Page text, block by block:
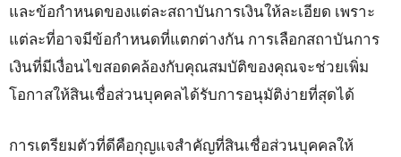
และข้อกำหนดของแต่ละสถาบันการเงินให้ละเอียด เพราะ
แต่ละที่อาจมีข้อกำหนดที่แตกต่างกัน การเลือกสถาบันการ
เงินที่มีเงื่อนไขสอดคล้องกับคุณสมบัติของคุณจะช่วยเพิ่ม
โอกาสให้สินเชื่อส่วนบุคคลได้รับการอนุมัติง่ายที่สุดได้
การเตรียมตัวที่ดีคือกุญแจสำคัญที่สินเชื่อส่วนบุคคลให้